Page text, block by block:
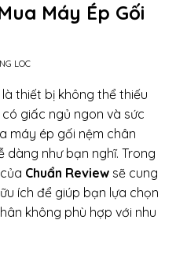
Máy Ép Gối
LOC
thiết bị không thể thiếu
giấc ngủ ngon và sức
máy ép gối nệm chân
dàng như bạn nghĩ. Trong
Chuẩn Review sẽ cung
ích để giúp bạn lựa chọn
không phù hợp với nhu